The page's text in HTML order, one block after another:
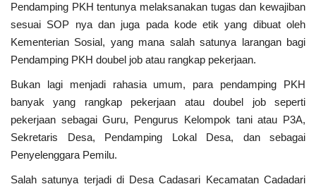
Desa & Kelurahan
Pertanian
Kesehatan
Pemerintahan
Bisnis
Pendamping PKH tentunya melaksanakan tugas dan kewajiban
sesuai SOP nya dan juga pada kode etik yang dibuat oleh
Kementerian Sosial, yang mana salah satunya larangan bagi
Pendamping PKH doubel job atau rangkap pekerjaan.
Bukan lagi menjadi rahasia umum, para pendamping PKH
banyak yang rangkap pekerjaan atau doubel job seperti
pekerjaan sebagai Guru, Pengurus Kelompok tani atau P3A,
Sekretaris Desa, Pendamping Lokal Desa, dan sebagai
Penyelenggara Pemilu.
Salah satunya terjadi di Desa Cadasari Kecamatan Cadadari